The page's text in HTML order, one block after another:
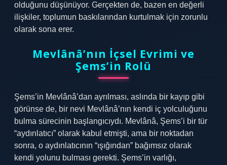
olduğunu düşünüyor. Gerçekten de, bazen en değerli
ilişkiler, toplumun baskılarından kurtulmak için zorunlu
olarak sona erer.
Mevlânâ’nın İçsel Evrimi ve
Şems’in Rolü
Şems’in Mevlânâ’dan ayrılması, aslında bir kayıp gibi
görünse de, bir nevi Mevlânâ’nın kendi iç yolculuğunu
bulma sürecinin başlangıcıydı. Mevlânâ, Şems’i bir tür
“aydınlatıcı” olarak kabul etmişti, ama bir noktadan
sonra, o aydınlatıcının “ışığından” bağımsız olarak
kendi yolunu bulması gerekti. Şems’in varlığı,